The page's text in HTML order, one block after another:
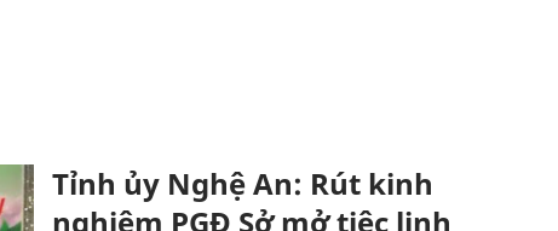
Tỉnh ủy Nghệ An: Rút kinh
nghiệm PGĐ Sở mở tiệc linh